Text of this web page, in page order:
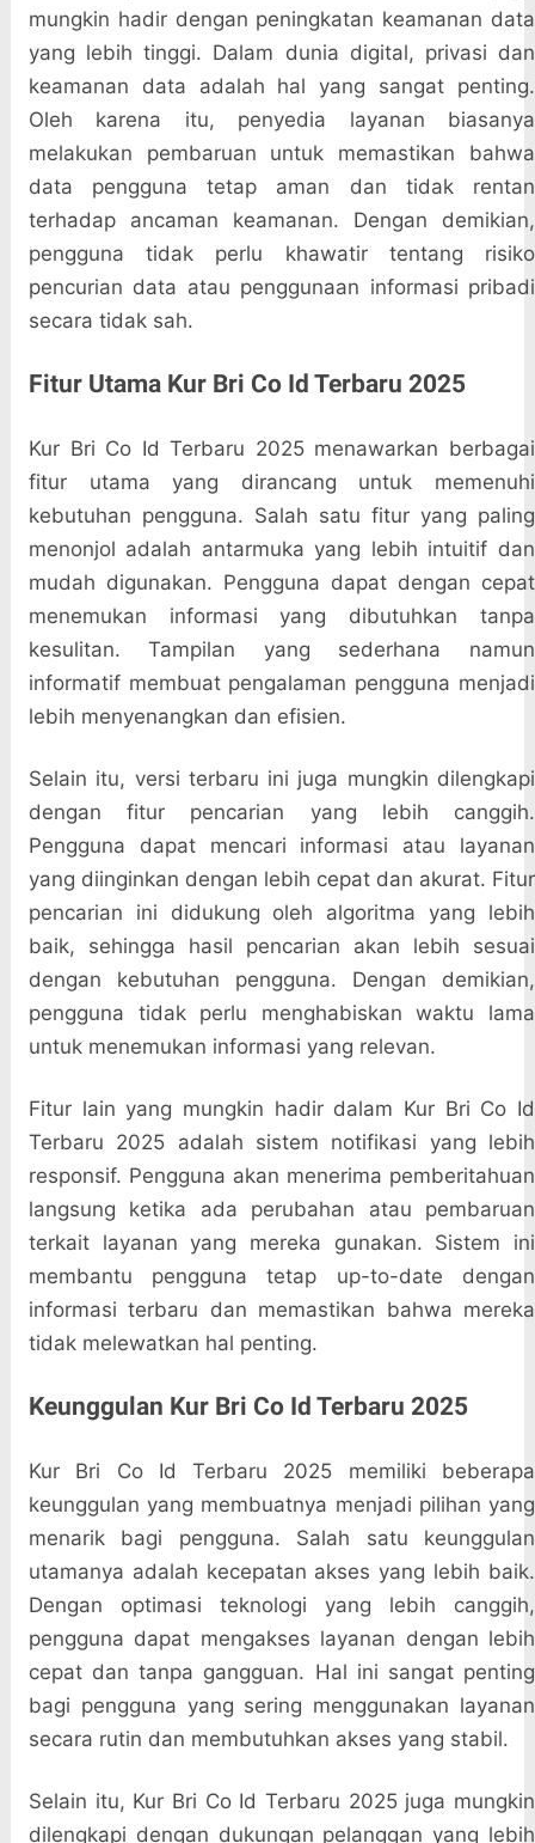
mungkin hadir dengan peningkatan keamanan data
yang lebih tinggi. Dalam dunia digital, privasi dan
keamanan data adalah hal yang sangat penting.
Oleh karena itu, penyedia layanan biasanya
melakukan pembaruan untuk memastikan bahwa
data pengguna tetap aman dan tidak rentan
terhadap ancaman keamanan. Dengan demikian,
pengguna tidak perlu khawatir tentang risiko
pencurian data atau penggunaan informasi pribadi
secara tidak sah.
Fitur Utama Kur Bri Co Id Terbaru 2025
Kur Bri Co Id Terbaru 2025 menawarkan berbagai
fitur utama yang dirancang untuk memenuhi
kebutuhan pengguna. Salah satu fitur yang paling
menonjol adalah antarmuka yang lebih intuitif dan
mudah digunakan. Pengguna dapat dengan cepat
menemukan informasi yang dibutuhkan tanpa
kesulitan. Tampilan yang sederhana namun
informatif membuat pengalaman pengguna menjadi
lebih menyenangkan dan efisien.
Selain itu, versi terbaru ini juga mungkin dilengkapi
dengan fitur pencarian yang lebih canggih.
Pengguna dapat mencari informasi atau layanan
yang diinginkan dengan lebih cepat dan akurat. Fitur
pencarian ini didukung oleh algoritma yang lebih
baik, sehingga hasil pencarian akan lebih sesuai
dengan kebutuhan pengguna. Dengan demikian,
pengguna tidak perlu menghabiskan waktu lama
untuk menemukan informasi yang relevan.
Fitur lain yang mungkin hadir dalam Kur Bri Co Id
Terbaru 2025 adalah sistem notifikasi yang lebih
responsif. Pengguna akan menerima pemberitahuan
langsung ketika ada perubahan atau pembaruan
terkait layanan yang mereka gunakan. Sistem ini
membantu pengguna tetap up-to-date dengan
informasi terbaru dan memastikan bahwa mereka
tidak melewatkan hal penting.
Keunggulan Kur Bri Co Id Terbaru 2025
Kur Bri Co Id Terbaru 2025 memiliki beberapa
keunggulan yang membuatnya menjadi pilihan yang
menarik bagi pengguna. Salah satu keunggulan
utamanya adalah kecepatan akses yang lebih baik.
Dengan optimasi teknologi yang lebih canggih,
pengguna dapat mengakses layanan dengan lebih
cepat dan tanpa gangguan. Hal ini sangat penting
bagi pengguna yang sering menggunakan layanan
secara rutin dan membutuhkan akses yang stabil.
Selain itu, Kur Bri Co Id Terbaru 2025 juga mungkin
dilengkapi dengan dukungan pelanggan yang lebih